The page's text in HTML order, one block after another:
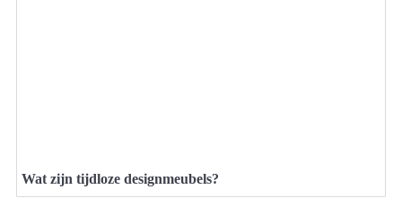
Wat zijn tijdloze designmeubels?